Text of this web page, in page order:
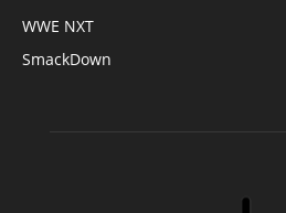
WWE NXT
SmackDown